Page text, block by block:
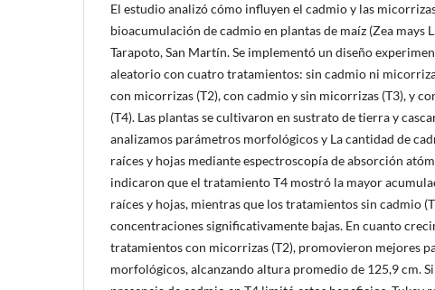
El estudio analizó cómo influyen el cadmio y las
bioacumulación de cadmio en plantas de maíz (Zea mays
Tarapoto, San Martín. Se implementó un diseño
aleatorio con cuatro tratamientos: sin cadmio ni
con micorrizas (T2), con cadmio y sin micorrizas (T3), y
(T4). Las plantas se cultivaron en sustrato de tierra y
analizamos parámetros morfológicos y La cantidad de
raíces y hojas mediante espectroscopía de absorción
indicaron que el tratamiento T4 mostró la mayor
raíces y hojas, mientras que los tratamientos sin cadmio
concentraciones significativamente bajas. En cuanto
tratamientos con micorrizas (T2), promovieron mejores
morfológicos, alcanzando altura promedio de 125,9 cm.